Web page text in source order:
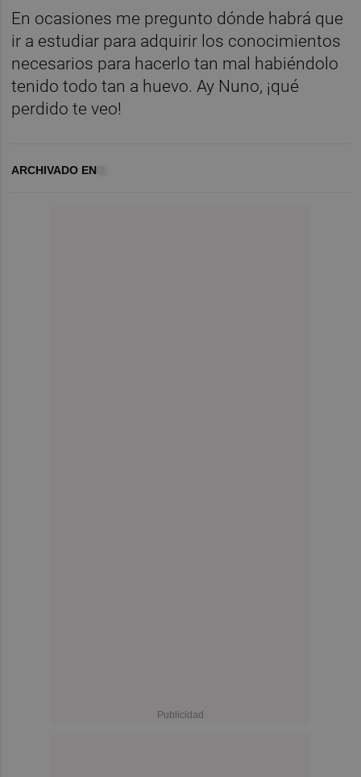
En ocasiones me pregunto dónde habrá que
ir a estudiar para adquirir los conocimientos
necesarios para hacerlo tan mal habiéndolo
tenido todo tan a huevo. Ay Nuno, ¡qué
perdido te veo!
ARCHIVADO EN